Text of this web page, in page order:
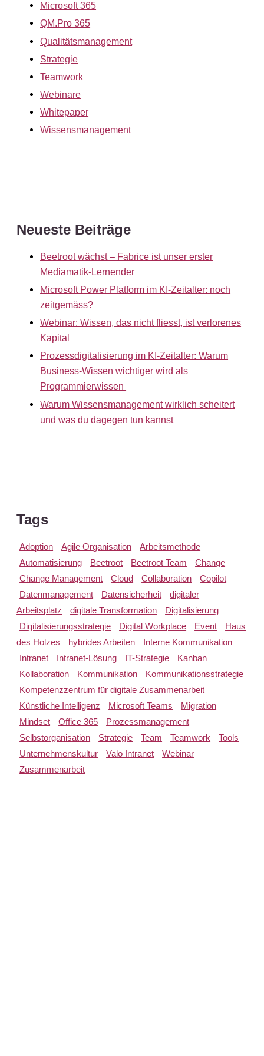
Microsoft 365
QM.Pro 365
Qualitätsmanagement
Strategie
Teamwork
Webinare
Whitepaper
Wissensmanagement
Neueste Beiträge
Beetroot wächst – Fabrice ist unser erster
Mediamatik-Lernender
Microsoft Power Platform im KI-Zeitalter: noch
zeitgemäss?
Webinar: Wissen, das nicht fliesst, ist verlorenes
Kapital
Prozessdigitalisierung im KI-Zeitalter: Warum
Business-Wissen wichtiger wird als
Programmierwissen
Warum Wissensmanagement wirklich scheitert
und was du dagegen tun kannst
Tags
Adoption Agile Organisation
Arbeitsmethode
Automatisierung
Beetroot Beetroot Team
Change
Change Management
Cloud Collaboration
Copilot
Datenmanagement
Datensicherheit
digitaler
Arbeitsplatz
digitale Transformation
Digitalisierung
Digitalisierungsstrategie
Digital Workplace Event
Haus
des Holzes
hybrides Arbeiten
Interne Kommunikation
Intranet
Intranet-Lösung IT-Strategie
Kanban
Kollaboration
Kommunikation
Kommunikationsstrategie
Kompetenzzentrum für digitale Zusammenarbeit
Künstliche Intelligenz
Microsoft Teams
Migration
Mindset
Office 365
Prozessmanagement
Selbstorganisation
Strategie Team Teamwork
Tools
Unternehmenskultur
Valo Intranet
Webinar
Zusammenarbeit